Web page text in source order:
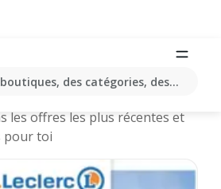
boutiques, des catégories, des
et promotions
les offres les plus récentes et
pour toi